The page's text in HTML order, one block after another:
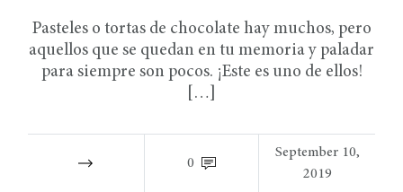
Pasteles o tortas de chocolate hay muchos, pero
aquellos que se quedan en tu memoria y paladar
para siempre son pocos. ¡Este es uno de ellos!
[…]
0
September 10,
2019